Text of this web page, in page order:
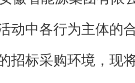
动中各行为主体的
招标采购环境，现